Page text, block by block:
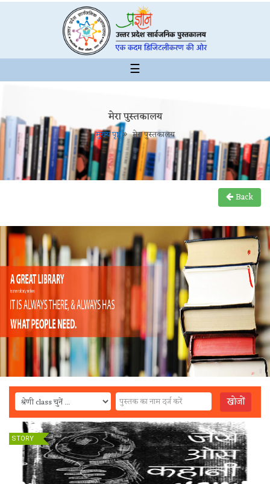
☰
मेरा पुस्तकालय
मुख्य पृष्ठ मेरा पुस्तकालय
Back
STORY